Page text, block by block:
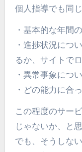
個人指導でも同
・基本的な年間
・進捗状況につ
るか、サイトで
・異常事象につ
・どの能力に合
この程度のサー
じゃないか、と
でも、そうしな